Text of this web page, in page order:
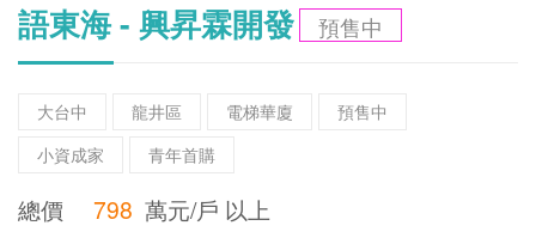
語東海 - 興昇霖開發 預售中
大台中 龍井區 電梯華廈
預售中
小資成家
青年首購
總價 798 萬元/戶 以上